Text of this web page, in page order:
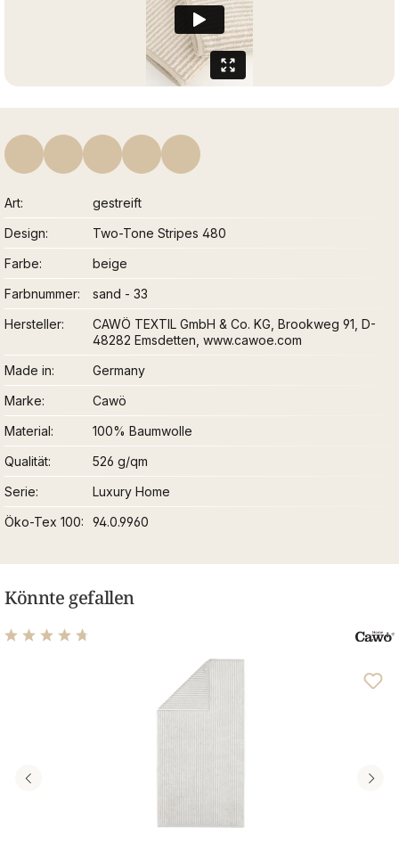
Art
gestreift
Design
Two-Tone Stripes 480
Farbe
beige
Farbnummer
sand - 33
Hersteller
CAWÖ TEXTIL GmbH & Co. KG, Brookweg 91, D-
48282 Emsdetten, www.cawoe.com
Made in
Germany
Marke
Cawö
Material
100% Baumwolle
Qualität
526 g/qm
Serie
Luxury Home
Öko-Tex 100
94.0.9960
Könnte gefallen
Durchschnittliche Bewertung von 4.75 von 5 Sternen